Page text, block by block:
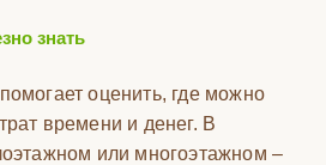
знать
оценить, где можно
времени и денег. В
или многоэтажном –